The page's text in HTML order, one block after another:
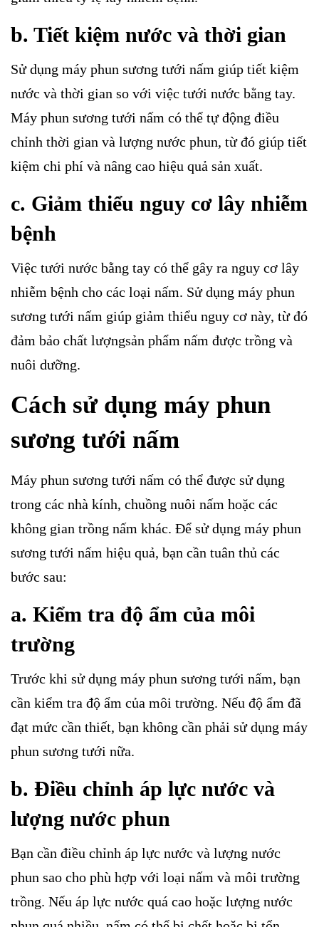
b. Tiết kiệm nước và thời gian
Sử dụng máy phun sương tưới nấm giúp tiết kiệm
nước và thời gian so với việc tưới nước bằng tay.
Máy phun sương tưới nấm có thể tự động điều
chỉnh thời gian và lượng nước phun, từ đó giúp tiết
kiệm chi phí và nâng cao hiệu quả sản xuất.
c. Giảm thiểu nguy cơ lây nhiễm
bệnh
Việc tưới nước bằng tay có thể gây ra nguy cơ lây
nhiễm bệnh cho các loại nấm. Sử dụng máy phun
sương tưới nấm giúp giảm thiểu nguy cơ này, từ đó
đảm bảo chất lượngsản phẩm nấm được trồng và
nuôi dưỡng.
Cách sử dụng máy phun
sương tưới nấm
Máy phun sương tưới nấm có thể được sử dụng
trong các nhà kính, chuồng nuôi nấm hoặc các
không gian trồng nấm khác. Để sử dụng máy phun
sương tưới nấm hiệu quả, bạn cần tuân thủ các
bước sau:
a. Kiểm tra độ ẩm của môi
trường
Trước khi sử dụng máy phun sương tưới nấm, bạn
cần kiểm tra độ ẩm của môi trường. Nếu độ ẩm đã
đạt mức cần thiết, bạn không cần phải sử dụng máy
phun sương tưới nữa.
b. Điều chỉnh áp lực nước và
lượng nước phun
Bạn cần điều chỉnh áp lực nước và lượng nước
phun sao cho phù hợp với loại nấm và môi trường
trồng. Nếu áp lực nước quá cao hoặc lượng nước